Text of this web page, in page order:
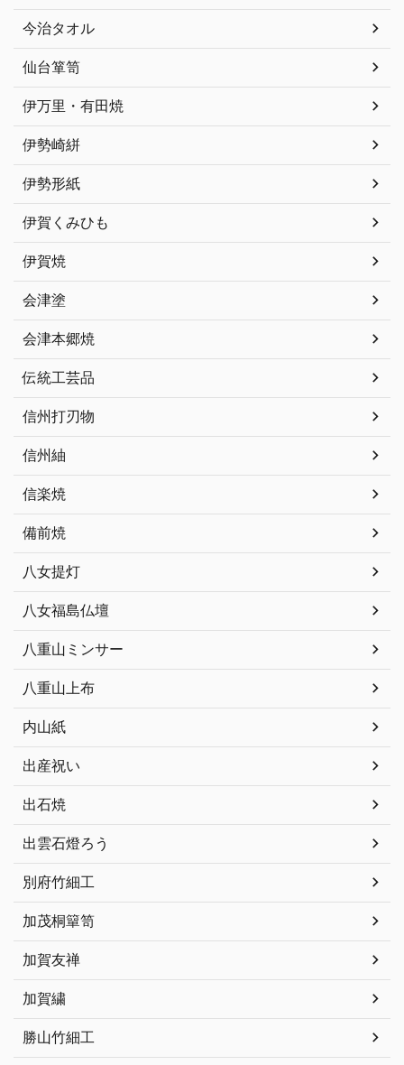
今治タオル
仙台箪笥
伊万里・有田焼
伊勢崎絣
伊勢形紙
伊賀くみひも
伊賀焼
会津塗
会津本郷焼
伝統工芸品
信州打刃物
信州紬
信楽焼
備前焼
八女提灯
八女福島仏壇
八重山ミンサー
八重山上布
内山紙
出産祝い
出石焼
出雲石燈ろう
別府竹細工
加茂桐簞笥
加賀友禅
加賀繍
勝山竹細工